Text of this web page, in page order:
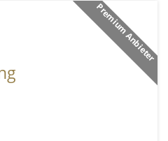
Premium Anbieter